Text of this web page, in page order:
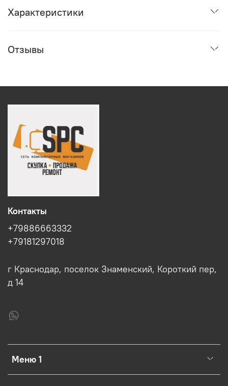
Характеристики
Отзывы
Меню 1
Контакты
+79886663332
+79181297018
г Краснодар, поселок Знаменский, Короткий пер,
д 14